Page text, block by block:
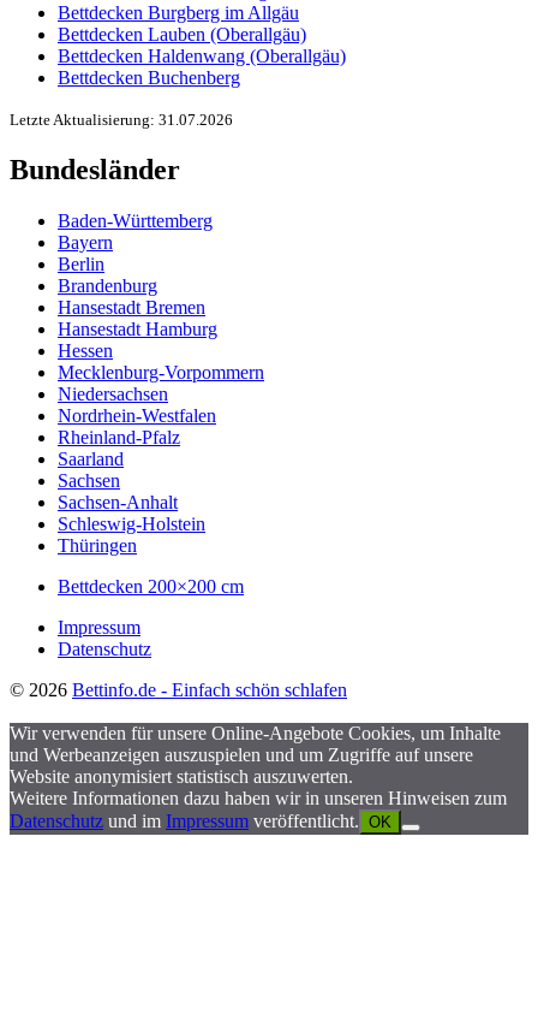
Bettdecken Burgberg im Allgäu
Bettdecken Lauben (Oberallgäu)
Bettdecken Haldenwang (Oberallgäu)
Bettdecken Buchenberg
Letzte Aktualisierung: 31.07.2026
Bundesländer
Baden-Württemberg
Bayern
Berlin
Brandenburg
Hansestadt Bremen
Hansestadt Hamburg
Hessen
Mecklenburg-Vorpommern
Niedersachsen
Nordrhein-Westfalen
Rheinland-Pfalz
Saarland
Sachsen
Sachsen-Anhalt
Schleswig-Holstein
Thüringen
Bettdecken 200×200 cm
Impressum
Datenschutz
© 2026 Bettinfo.de - Einfach schön schlafen
Wir verwenden für unsere Online-Angebote Cookies, um Inhalte
und Werbeanzeigen auszuspielen und um Zugriffe auf unsere
Website anonymisiert statistisch auszuwerten.
Weitere Informationen dazu haben wir in unseren Hinweisen zum
Datenschutz und im Impressum veröffentlicht. OK